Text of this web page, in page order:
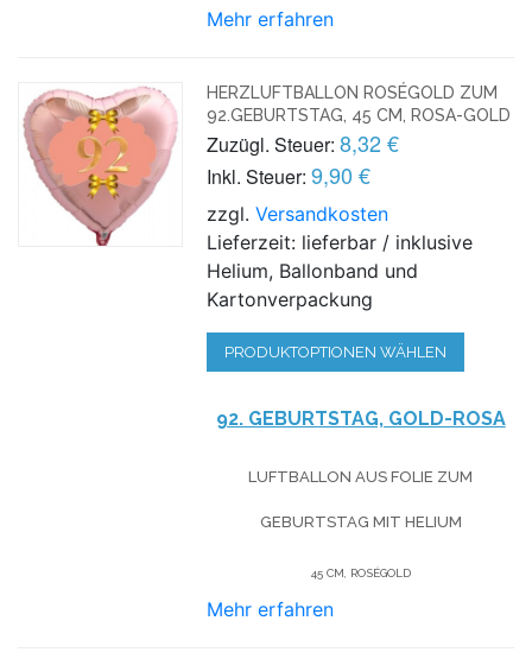
Mehr erfahren
HERZLUFTBALLON ROSÉGOLD ZUM
92.GEBURTSTAG, 45 CM, ROSA-GOLD
Zuzügl. Steuer: 8,32 €
Inkl. Steuer: 9,90 €
zzgl.Versandkosten
Lieferzeit: lieferbar / inklusive
Helium, Ballonband und
Kartonverpackung
PRODUKTOPTIONEN WÄHLEN
92. GEBURTSTAG, GOLD-ROSA
LUFTBALLON AUS FOLIE ZUM
GEBURTSTAG MIT HELIUM
45 CM, ROSÉGOLD
Mehr erfahren